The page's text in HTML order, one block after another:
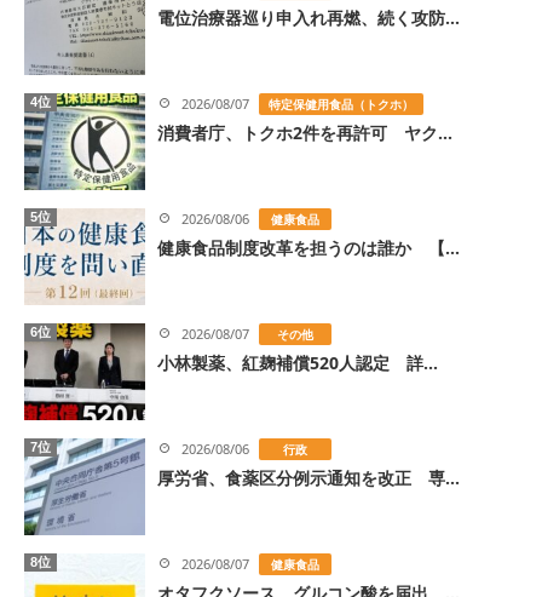
電位治療器巡り申入れ再燃、続く攻防...
4位 2026/08/07 特定保健用食品（トクホ）
消費者庁、トクホ2件を再許可 ヤク...
5位 2026/08/06 健康食品
健康食品制度改革を担うのは誰か 【...
6位 2026/08/07 その他
小林製薬、紅麹補償520人認定 詳...
7位 2026/08/06 行政
厚労省、食薬区分例示通知を改正 専...
8位 2026/08/07 健康食品
オタフクソース、グルコン酸を届出 ...